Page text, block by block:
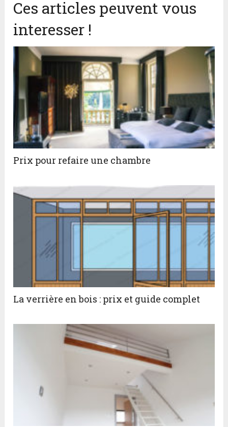
Ces articles peuvent vous
interesser !
Prix pour refaire une chambre
La verrière en bois : prix et guide complet